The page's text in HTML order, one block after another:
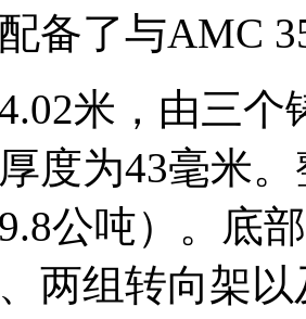
备了与AMC
米，由三
度为43毫米
公吨）。底
两组转向架